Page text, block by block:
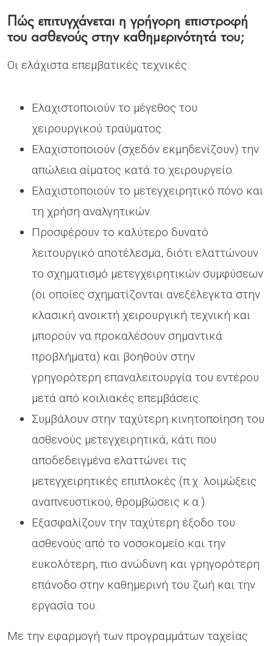
Πώς επιτυγχάνεται η γρήγορη επιστροφή
του ασθενούς στην καθημερινότητά του;
Οι ελάχιστα επεμβατικές τεχνικές:
Ελαχιστοποιούν το μέγεθος του
χειρουργικού τραύματος.
Ελαχιστοποιούν (σχεδόν εκμηδενίζουν) την
απώλεια αίματος κατά το χειρουργείο.
Ελαχιστοποιούν το μετεγχειρητικό πόνο και
τη χρήση αναλγητικών.
Προσφέρουν το καλύτερο δυνατό
λειτουργικό αποτέλεσμα, διότι ελαττώνουν
το σχηματισμό μετεγχειρητικών συμφύσεων
(οι οποίες σχηματίζονται ανεξέλεγκτα στην
κλασική ανοικτή χειρουργική τεχνική και
μπορούν να προκαλέσουν σημαντικά
προβλήματα) και βοηθούν στην
γρηγορότερη επαναλειτουργία του εντέρου
μετά από κοιλιακές επεμβάσεις.
Συμβάλουν στην ταχύτερη κινητοποίηση του
ασθενούς μετεγχειρητικά, κάτι που
αποδεδειγμένα ελαττώνει τις
μετεγχειρητικές επιπλοκές (π.χ. λοιμώξεις
αναπνευστικού, θρομβώσεις κ.α.).
Εξασφαλίζουν την ταχύτερη έξοδο του
ασθενούς από το νοσοκομείο και την
ευκολότερη, πιο ανώδυνη και γρηγορότερη
επάνοδο στην καθημερινή του ζωή και την
εργασία του.
Με την εφαρμογή των προγραμμάτων ταχείας